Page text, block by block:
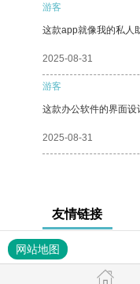
游客
这款app就像我的私人
2025-08-31
游客
这款办公软件的界面设
2025-08-31
友情链接
网站地图